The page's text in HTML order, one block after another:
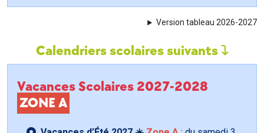
Version tableau 2026-2027
Calendriers scolaires suivants
Vacances Scolaires 2027-2028
ZONE A